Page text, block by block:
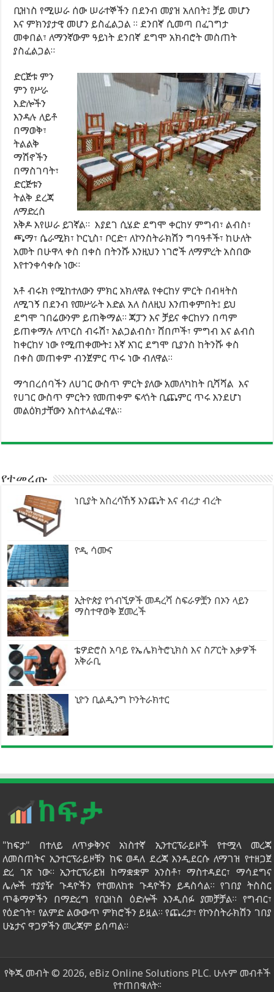
ቢዝነስ የሚሠራ ሰው ሠራተኞችን በደንብ መያዝ አለበት፤ ቻይ መሆን
እና ምክንያታዊ መሆን ይስፈልጋል ። ደንበኛ ሲመጣ በፈገግታ
መቀበል፣ ለማንኛውም ዓይነት ደንበኛ ደግሞ አክብሮት መስጠት
ያስፈልጋል።
ድርጅቱ ምን
ምን የሥራ
እድሎችን
እንዳሉ ለይቶ
በማወቅ፣
ትልልቅ
ማሽኖችን
በማስገባት፣
ድርጅቱን
ትልቅ ደረጃ
ለማድረስ
አቅዶ እየሠራ ይገኛል። እያደገ ሲሄድ ደግሞ ቀርከሃ ምግብ፣ ልብስ፣
ጫማ፣ ሴራሚክ፣ ኮርኒስ፣ ቦርድ፣ ለኮንስትራክሽን ግባዓቶች፣ ከሁለት
አመት በሁዋላ ቀስ በቀስ በትንሹ እንዚህን ነገሮች ለማምረት አስበው
እየተንቀሳቀሱ ነው።
አቶ ብሩክ የሚከተለውን ምክር አክለዋል የቀርከሃ ምርት በብዛትስ
ለሚገኝ በደንብ የመሥራት እድል አለ ስለዚህ እንጠቀምበት፤ ይህ
ደግሞ ገበሬውንም ይጠቅማል። ጃፓን እና ቻይና ቀርከሃን በጣም
ይጠቀማሉ ለጥርስ ብሩሽ፣ አልጋልብስ፣ ሸበጦች፣ ምግብ እና ልብስ
ከቀርከሃ ነው የሚጠቀሙት፤ እኛ አገር ደግሞ ቢያንስ ከትንሹ ቀስ
በቀስ መጠቀም ብንጀምር ጥሩ ነው ብለዋል።
ማኅበረሰባችን ለሀገር ውስጥ ምርት ያለው አመለካከት ቢሻሻል እና
የሀገር ውስጥ ምርትን የመጠቀም ፍላጎት ቢጨምር ጥሩ እንደሆነ
መልዕክታቸውን አስተላልፈዋል።
የተመረጡ
ነቢያት አስረሳኸኝ እንጨት እና ብረታ ብረት
ዮዲ ሳሙና
ኢትዮጵያ የጎብኚዎች መዳረሻ ስፍራዎቿን በኦን ላይን
ማስተዋወቅ ጀመረች
ቴዎድሮስ አባይ የኤሌክትሮኒክስ እና ስፖርት እቃዎች
አቅራቢ
ኒዮን ቢልዲንግ ኮንትራክተር
"ከፍታ" በተለይ ለጥቃቅንና አነስተኛ ኢንተርፕራይዞች የተሟላ መረጃ
ለመስጠትና ኢንተርፕራይዞቹን ከፍ ወዳለ ደረጃ እንዲደርሱ ለማገዝ የተዘጋጀ
ድረ ገጽ ነው። ኢንተርፕራይዝ ከማቋቋም አንስቶ፣ ማስተዳደር፣ ማሳደግና
ሌሎች ተያያዥ ጉዳዮችን የተመለከቱ ጉዳዮችን ይዳስሳል። የገበያ ትስስር
ጥቆማዎችን በማድረግ የቢዝነስ ዕድሎች እንዲሰፉ ያመቻቻል። የግብር፣
የዕድገት፣ የልምድ ልውውጥ ምክሮችን ይዟል። የጨረታ፣ የኮንስትራክሽን ገበያ
ሁኔታና ዋጋዎችን መረጃም ይሰጣል።
የቅጂ መብት © 2026, eBiz Online Solutions PLC. ሁሉም መብቶች
የተጠበቁለት፡፡